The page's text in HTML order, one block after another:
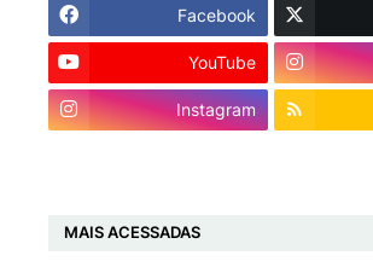
Facebook
YouTube
Instagram
MAIS ACESSADAS